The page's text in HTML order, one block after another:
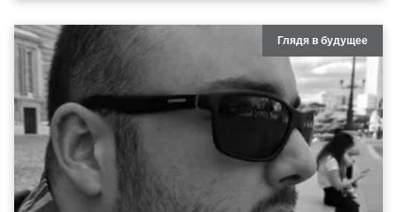
Глядя в будущее